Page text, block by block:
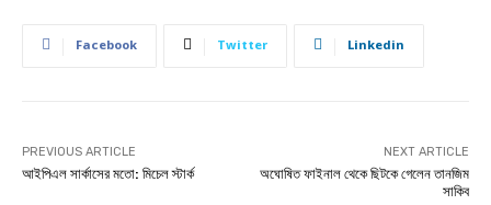
Facebook Twitter Linkedin
PREVIOUS ARTICLE
আইপিএল সার্কাসের মতো: মিচেল স্টার্ক
NEXT ARTICLE
অঘোষিত ফাইনাল থেকে ছিটকে গেলেন তানজিম
সাকিব